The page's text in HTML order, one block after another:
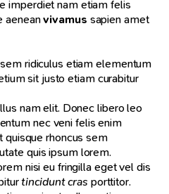
imperdiet nam etiam felis
aeneanvivamus sapien amet
ridiculus etiam elementum
sit justo etiam curabitur
nam elit. Donec libero leo
nec veni felis enim
quisque rhoncus sem
quis ipsum lorem.
nisi eu fringilla eget vel dis
tincidunt cras porttitor.